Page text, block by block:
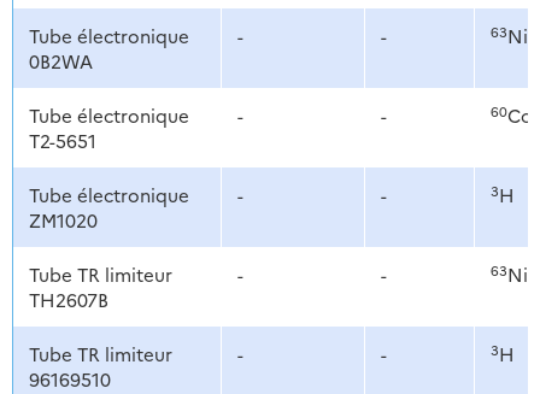
Tube électronique
0B2WA
- - 63Ni
Tube électronique
T2-5651
- - 60Co
Tube électronique
ZM1020
- - 3H
Tube TR limiteur
TH2607B
- - 63Ni
Tube TR limiteur
96169510
- - 3H